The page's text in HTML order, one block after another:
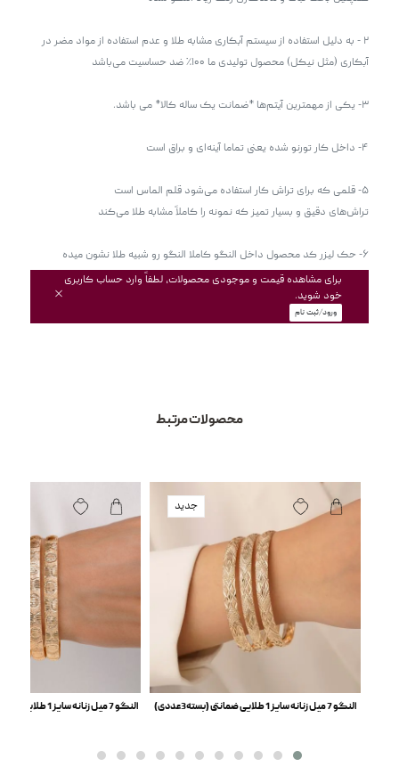
۶- حک لیزر کد محصول داخل النگو کاملا النگو رو شبیه طلا نشون میده
برای مشاهده قیمت و موجودی محصولات، لطفاً وارد حساب کاربری
خود شوید.
ورود/ثبت نام
محصولات مرتبط
جدید
النگو 7 میل زنانه سایز 1 طلایی ضمانتی (بسته3عددی) النگو 7 میل زنانه سایز 1 طلایی ضمانتی ( بسته 3 عددی)